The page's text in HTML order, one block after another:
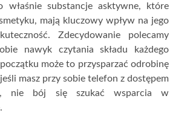
właśnie substancje asktywne, które
mają kluczowy wpływ na jego
Zdecydowanie polecamy
nawyk czytania składu każdego
może to przysparzać odrobinę
masz przy sobie telefon z dostępem
nie bój się szukać wsparcia w